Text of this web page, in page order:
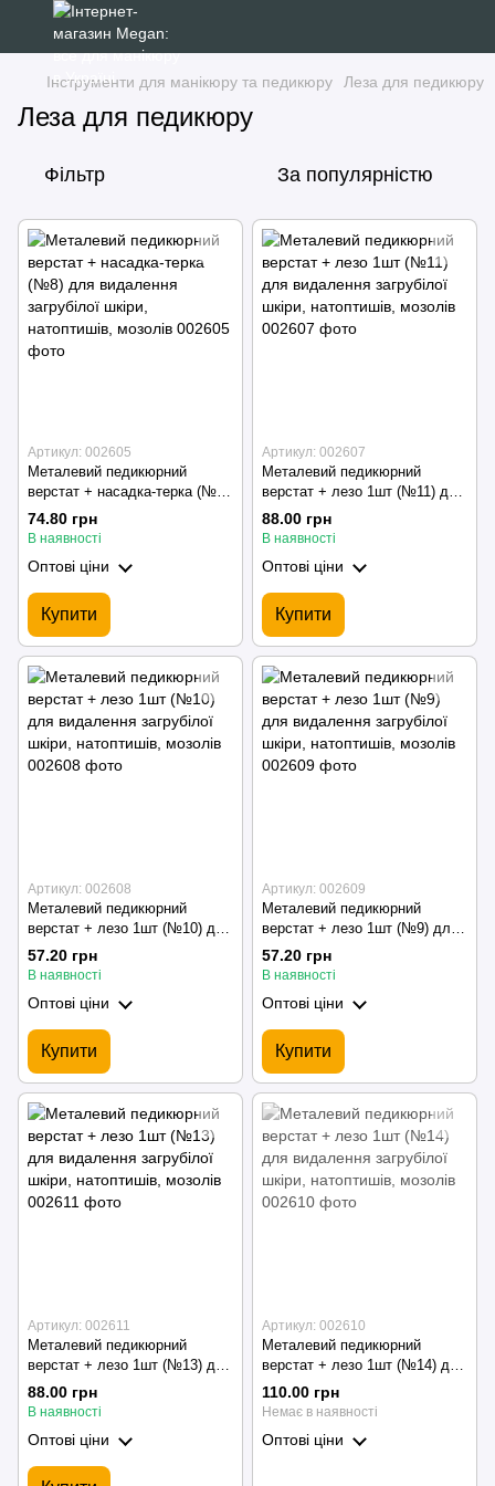
Інструменти для манікюру та педикюру Леза для педикюру
Леза для педикюру
Фільтр За популярністю
Артикул: 002605
Металевий педикюрний
верстат + насадка-терка (№8)
для видалення загрубілої
шкіри, натоптишів, мозолів
74.80 грн
В наявності
Оптові ціни
Купити
Артикул: 002607
Металевий педикюрний
верстат + лезо 1шт (№11) для
видалення загрубілої шкіри,
натоптишів, мозолів
88.00 грн
В наявності
Оптові ціни
Купити
Артикул: 002608
Металевий педикюрний
верстат + лезо 1шт (№10) для
видалення загрубілої шкіри,
натоптишів, мозолів
57.20 грн
В наявності
Оптові ціни
Купити
Артикул: 002609
Металевий педикюрний
верстат + лезо 1шт (№9) для
видалення загрубілої шкіри,
натоптишів, мозолів
57.20 грн
В наявності
Оптові ціни
Купити
Артикул: 002611
Металевий педикюрний
верстат + лезо 1шт (№13) для
видалення загрубілої шкіри,
натоптишів, мозолів
88.00 грн
В наявності
Оптові ціни
Артикул: 002610
Металевий педикюрний
верстат + лезо 1шт (№14) для
видалення загрубілої шкіри,
натоптишів, мозолів
110.00 грн
Немає в наявності
Оптові ціни